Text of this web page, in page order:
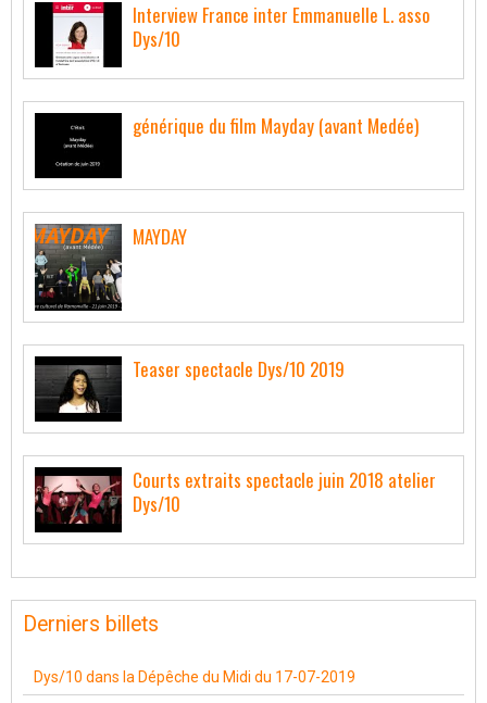
Interview France inter Emmanuelle L. asso
Dys/10
générique du film Mayday (avant Medée)
MAYDAY
Teaser spectacle Dys/10 2019
Courts extraits spectacle juin 2018 atelier
Dys/10
Derniers billets
Dys/10 dans la Dépêche du Midi du 17-07-2019